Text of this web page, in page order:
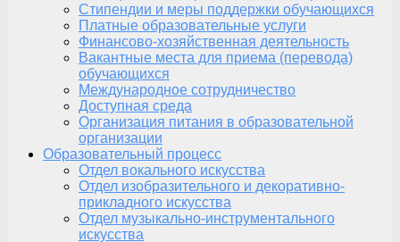
Стипендии и меры поддержки обучающихся
Платные образовательные услуги
Финансово-хозяйственная деятельность
Вакантные места для приема (перевода)
обучающихся
Международное сотрудничество
Доступная среда
Организация питания в образовательной
организации
Образовательный процесс
Отдел вокального искусства
Отдел изобразительного и декоративно-
прикладного искусства
Отдел музыкально-инструментального
искусства